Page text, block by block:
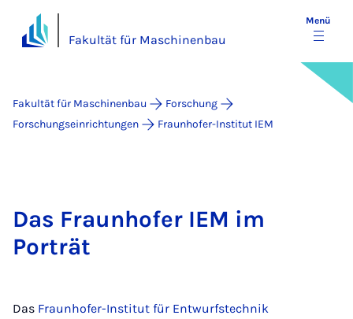
Fakultät für Maschinenbau
Menü
Fakultät für Maschinenbau
Forschung
Forschungseinrichtungen
Fraunhofer-Institut IEM
Das Fraunhofer IEM im
Porträt
Das Fraunhofer-Institut für Entwurfstechnik